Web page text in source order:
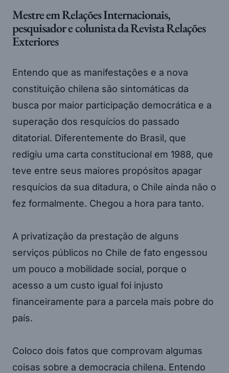
Mestre em Relações Internacionais,
pesquisador e colunista da Revista Relações
Exteriores
Entendo que as manifestações e a nova
constituição chilena são sintomáticas da
busca por maior participação democrática e a
superação dos resquícios do passado
ditatorial. Diferentemente do Brasil, que
redigiu uma carta constitucional em 1988, que
teve entre seus maiores propósitos apagar
resquícios da sua ditadura, o Chile ainda não o
fez formalmente. Chegou a hora para tanto.
A privatização da prestação de alguns
serviços públicos no Chile de fato engessou
um pouco a mobilidade social, porque o
acesso a um custo igual foi injusto
financeiramente para a parcela mais pobre do
país.
Coloco dois fatos que comprovam algumas
coisas sobre a democracia chilena. Entendo